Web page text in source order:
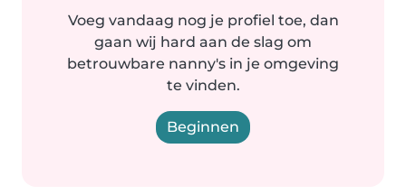
Voeg vandaag nog je profiel toe, dan
gaan wij hard aan de slag om
betrouwbare nanny's in je omgeving
te vinden.
Beginnen